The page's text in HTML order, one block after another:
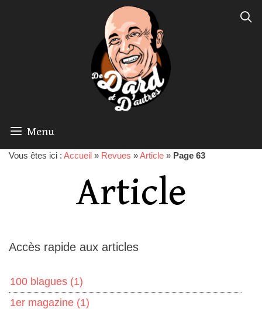
Menu
Vous êtes ici : Accueil » Revues »Article » Page 63
Article
Accès rapide aux articles
100 blagues (1)
1er magazine (1)